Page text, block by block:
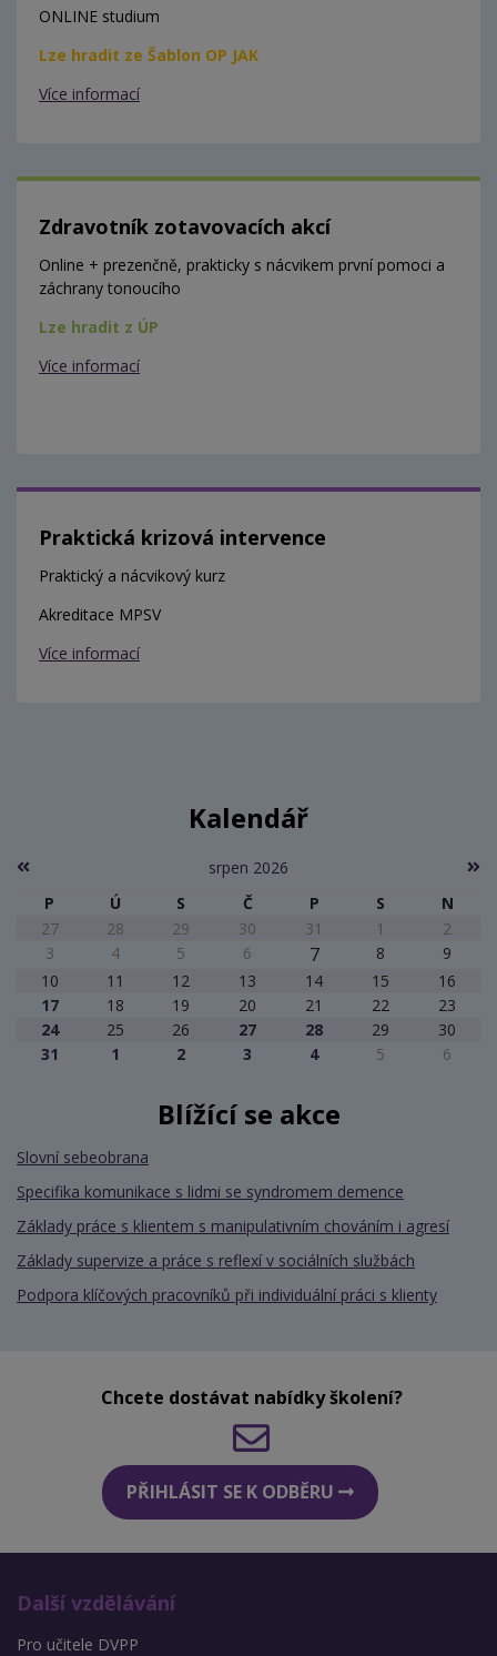
ONLINE studium
Lze hradit ze Šablon OP JAK
Více informací
Zdravotník zotavovacích akcí
Online + prezenčně, prakticky s nácvikem první pomoci a
záchrany tonoucího
Lze hradit z ÚP
Více informací
Praktická krizová intervence
Praktický a nácvikový kurz
Akreditace MPSV
Více informací
Kalendář
srpen 2026
P
Ú S Č P S
N
27
28 29 30 31 1
2
3
4 5 6 7 8
9
10
11 12 13 14 15
16
17
18 19 20 21 22
23
24
25 26 27 28 29
30
31
1 2 3 4 5 6
Blížící se akce
Slovní sebeobrana
Specifika komunikace s lidmi se syndromem demence
Základy práce s klientem s manipulativním chováním i agresí
Základy supervize a práce s reflexí v sociálních službách
Podpora klíčových pracovníků při individuální práci s klienty
Chcete dostávat nabídky školení?
PŘIHLÁSIT SE K ODBĚRU
Další vzdělávání
Pro učitele DVPP